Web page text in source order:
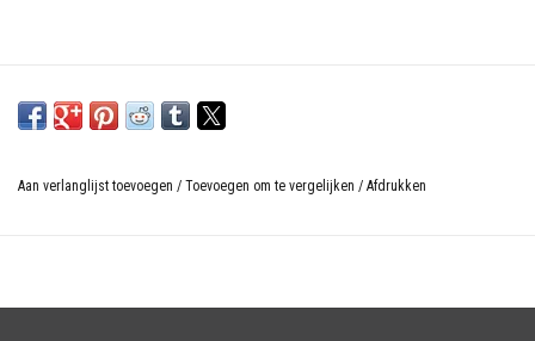
Aan verlanglijst toevoegen / Toevoegen om te vergelijken / Afdrukken